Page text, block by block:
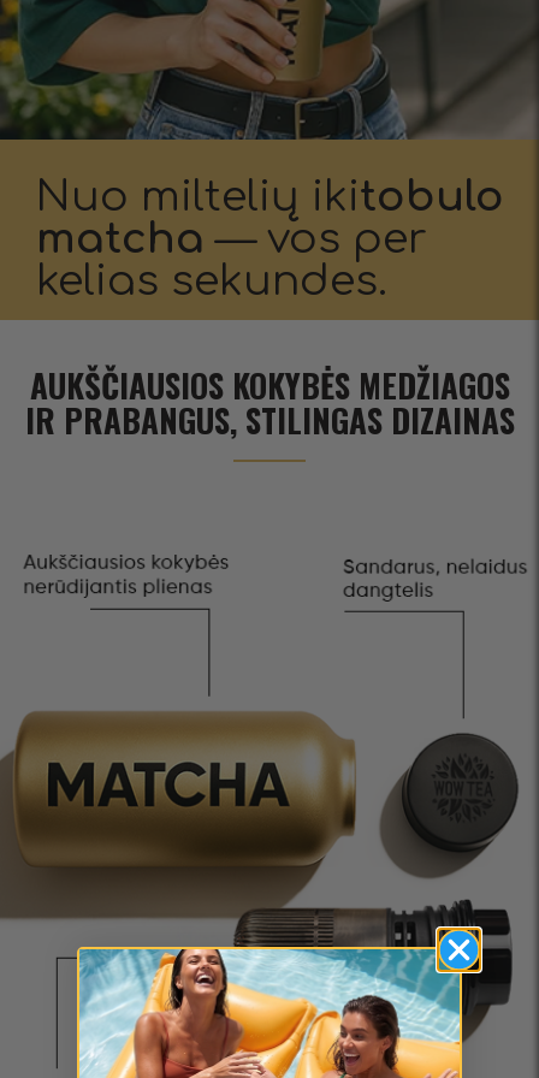
Nuo miltelių ikitobulo
matcha — vos per
kelias sekundes.
AUKŠČIAUSIOS KOKYBĖS MEDŽIAGOS
IR PRABANGUS, STILINGAS DIZAINAS